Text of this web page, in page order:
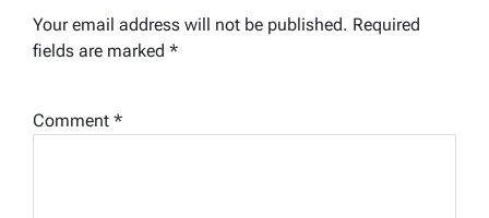
Your email address will not be published. Required
fields are marked *
Comment *